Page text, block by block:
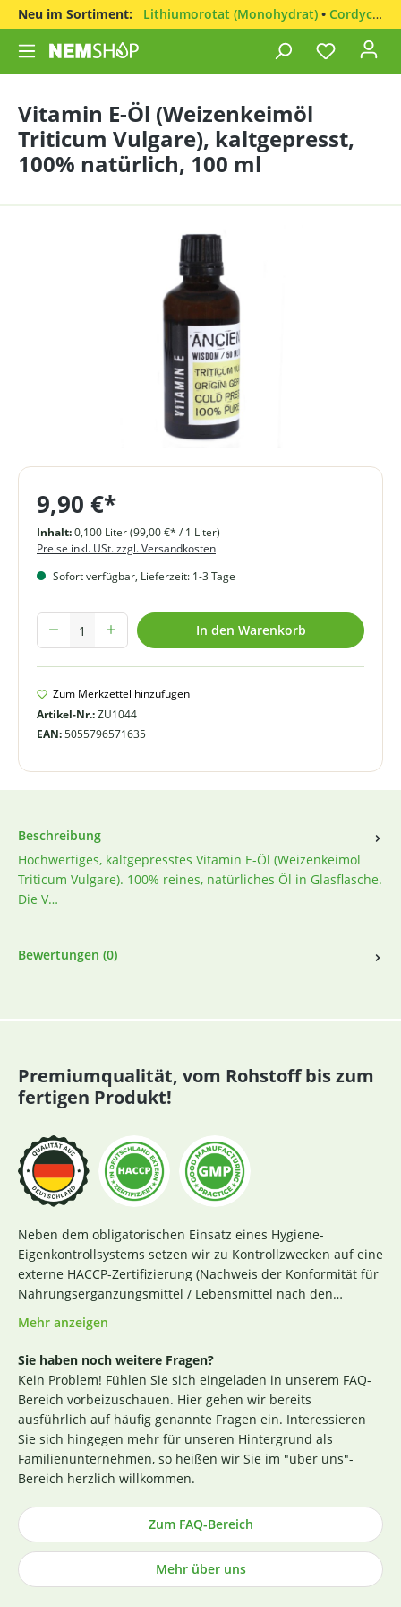
Neu im Sortiment: Lithiumorotat (Monohydrat) • Cordyceps sinensis
Vitamin E-Öl (Weizenkeimöl
Triticum Vulgare), kaltgepresst,
100% natürlich, 100 ml
9,90 €*
Inhalt:0,100 Liter(99,00 €* / 1 Liter)
Preise inkl. USt. zzgl. Versandkosten
Sofort verfügbar, Lieferzeit: 1-3 Tage
Produkt Anzahl: Gib den gewünschten Wert ein oder benutze die
In den Warenkorb
Zum Merkzettel hinzufügen
Artikel-Nr.:ZU1044
EAN:5055796571635
Beschreibung
Hochwertiges, kaltgepresstes Vitamin E-Öl (Weizenkeimöl
Triticum Vulgare). 100% reines, natürliches Öl in Glasflasche.
Die V…
Bewertungen (0)
Premiumqualität, vom Rohstoff bis zum
fertigen Produkt!
Neben dem obligatorischen Einsatz eines Hygiene-
Eigenkontrollsystems setzen wir zu Kontrollzwecken auf eine
externe HACCP-Zertifizierung (Nachweis der Konformität für
Nahrungsergänzungsmittel / Lebensmittel nach den
Richtlinien des Codex Alimentarius und der Verordnung EG
Nr. 852 / 2004 des Europäischen Parlaments). Das aktuelle
Zertifikat finden Siehier
. Darüber hinaus beginnt für uns
die Sicherstellung einer erstklassigen Produktqualität
bereits bei der strengen Durchleuchtung und Auswahl
unserer (Rohstoff-)Lieferanten. Die Produktion nach GMP-
Richtlinie ist hierbei ein wichtiges Kriterium. Losgelöst von
den Tests der Hersteller untersuchen wir zusätzlich, ohne
rechtlich dazu verpflichtet zu sein, einen Großteil der
weisen dies durch die Veröffentlichung entsprechender
Zertifikate nach (im Regelfall direkt an der
Produktbeschreibung). Die Herstellung von Kapseln und
Tabletten sowie die Abfüllung praktisch aller Produkte
erfolgt in Deutschland (die wenigen Ausnahmen sind
Mehr anzeigen
Sie haben noch weitere Fragen?
Kein Problem! Fühlen Sie sich eingeladen in unserem FAQ-
Bereich vorbeizuschauen. Hier gehen wir bereits
ausführlich auf häufig genannte Fragen ein. Interessieren
Sie sich hingegen mehr für unseren Hintergrund als
Familienunternehmen, so heißen wir Sie im "über uns"-
Bereich herzlich willkommen.
Zum FAQ-Bereich
Mehr über uns